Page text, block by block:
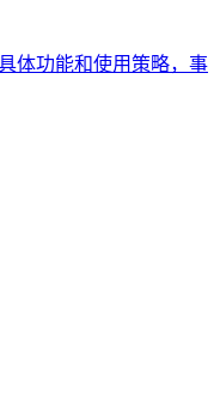
体功能和使用策略，事